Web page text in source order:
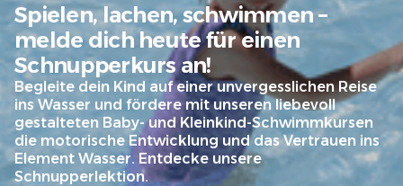
Spielen, lachen, schwimmen –
melde dich heute für einen
Schnupperkurs an!
Begleite dein Kind auf einer unvergesslichen Reise
ins Wasser und fördere mit unseren liebevoll
gestalteten Baby- und Kleinkind-Schwimmkursen
die motorische Entwicklung und das Vertrauen ins
Element Wasser. Entdecke unsere
Schnupperlektion.